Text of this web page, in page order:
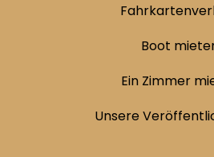
Boot
Ein Zimmer
Unsere